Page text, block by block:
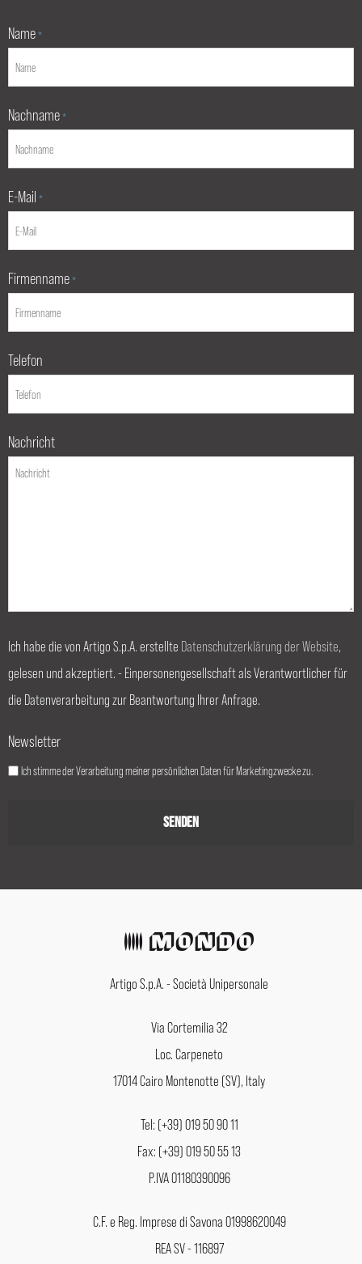
Name *
Nachname *
E-Mail *
Firmenname *
Telefon
Nachricht
Ich habe die von Artigo S.p.A. erstellte Datenschutzerklärung der Website,
gelesen und akzeptiert. - Einpersonengesellschaft als Verantwortlicher für
die Datenverarbeitung zur Beantwortung Ihrer Anfrage.
Newsletter
Ich stimme der Verarbeitung meiner persönlichen Daten für Marketingzwecke zu.
Artigo S.p.A. - Società Unipersonale
Via Cortemilia 32
Loc. Carpeneto
17014 Cairo Montenotte (SV), Italy
Tel: (+39) 019 50 90 11
Fax: (+39) 019 50 55 13
P.IVA 01180390096
C.F. e Reg. Imprese di Savona 01998620049
REA SV - 116897